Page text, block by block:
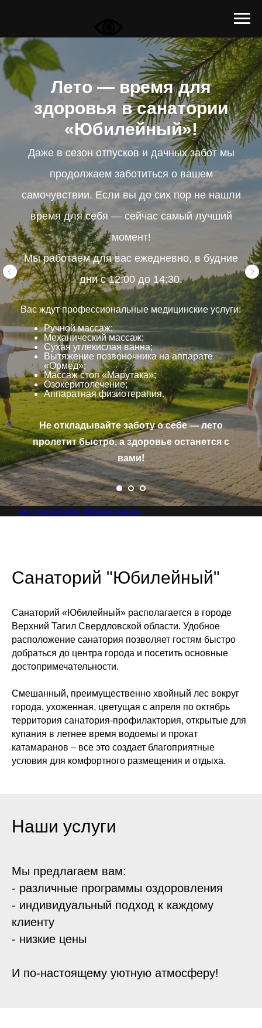
Лето — время для
здоровья в санатории
«Юбилейный»!
Даже в сезон отпусков и дачных забот мы
продолжаем заботиться о вашем
самочувствии. Если вы до сих пор не нашли
время для себя — сейчас самый лучший
момент!
Мы работаем для вас ежедневно, в будние
дни с 12:00 до 14:30.
Вас ждут профессиональные медицинские услуги:
Ручной массаж;
Механический массаж;
Сухая углекислая ванна;
Вытяжение позвоночника на аппарате
«Ормед»;
Массаж стоп «Марутака»;
Озокеритолечение;
Аппаратная физиотерапия.
Не откладывайте заботу о себе — лето
пролетит быстро, а здоровье останется с
вами!
система онлайн-бронирования
Санаторий "Юбилейный"
Санаторий «Юбилейный» располагается в городе
Верхний Тагил Свердловской области. Удобное
расположение санатория позволяет гостям быстро
добраться до центра города и посетить основные
достопримечательности.
Смешанный, преимущественно хвойный лес вокруг
города, ухоженная, цветущая с апреля по октябрь
территория санатория-профилактория, открытые для
купания в летнее время водоемы и прокат
катамаранов – все это создает благоприятные
условия для комфортного размещения и отдыха.
Наши услуги
Мы предлагаем вам:
- различные программы оздоровления
- индивидуальный подход к каждому
клиенту
- низкие цены
И по-настоящему уютную атмосферу!